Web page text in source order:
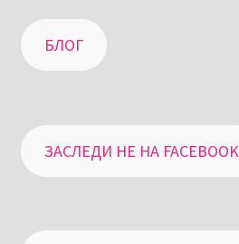
БЛОГ
ЗАСЛЕДИ НЕ НА FACEBOOK